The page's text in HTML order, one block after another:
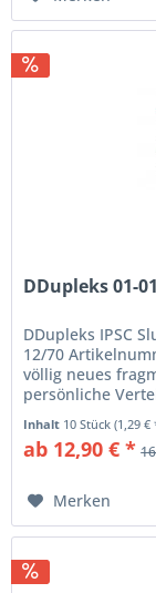
DDupleks 01-
DDupleks IPSC
12/70
völlig neues
persönliche
Inhalt 10 Stück(1,29 €
ab 12,90 € *
Merken